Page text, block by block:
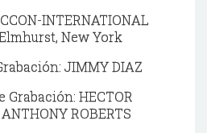
INTERNATIONAL
Elmhurst, New York
JIMMY DIAZ
Grabación: HECTOR
ROBERTS